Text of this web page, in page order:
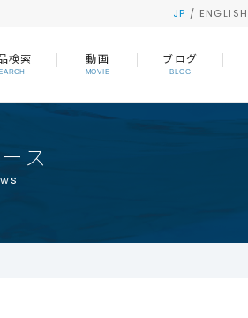
JP / ENGLISH
検索 動画
MOVIE
ブログ
BLOG
ス